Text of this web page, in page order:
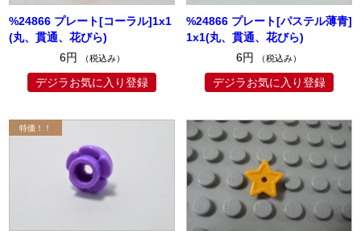
%24866 プレート[コーラル]1x1
(丸、貫通、花びら)
6円
（税込み）
デジラお気に入り登録
%24866 プレート[パステル薄青]
1x1(丸、貫通、花びら)
6円
（税込み）
デジラお気に入り登録